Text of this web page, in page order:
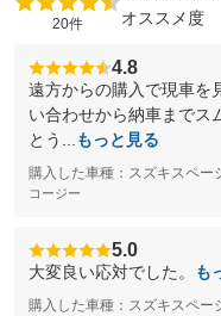
20件 オススメ度
4.8
遠方からの購入で現車を
い合わせから納車までス
とう...
もっと見る
購入した車種：スズキスペー
コージー
5.0
大変良い応対でした。 も
購入した車種：スズキスペー